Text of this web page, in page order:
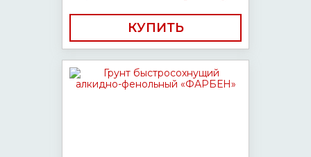
КУПИТЬ